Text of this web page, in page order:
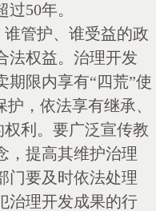
50年。
管护、谁受益的政
法权益。治理开发
期限内享有“四荒”使
，依法享有继承、
利。要广泛宣传教
，提高其维护治理
门要及时依法处理
治理开发成果的行